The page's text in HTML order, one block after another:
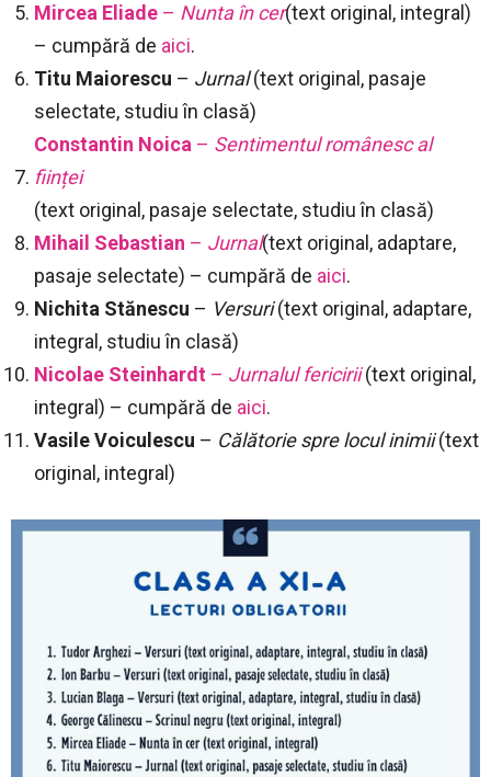
Mircea Eliade – Nunta în cer(text original, integral)
– cumpără de aici.
Titu Maiorescu – Jurnal(text original, pasaje
selectate, studiu în clasă)
Constantin Noica – Sentimentul românesc al
ființei
(text original, pasaje selectate, studiu în clasă)
Mihail Sebastian – Jurnal(text original, adaptare,
pasaje selectate) – cumpără de aici.
Nichita Stănescu – Versuri(text original, adaptare,
integral, studiu în clasă)
Nicolae Steinhardt – Jurnalul fericirii(text original,
integral) – cumpără de aici.
Vasile Voiculescu – Călătorie spre locul inimii(text
original, integral)